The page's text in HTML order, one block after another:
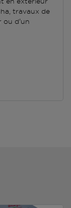
travaux de
ou d'un